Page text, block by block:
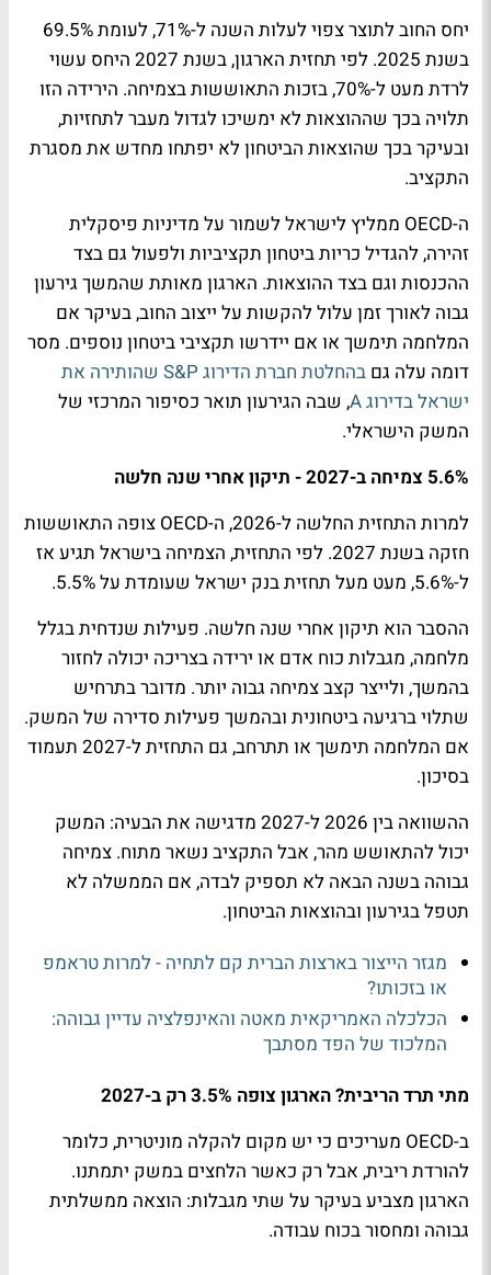
יחס החוב לתוצר צפוי לעלות השנה ל-71%, לעומת 69.5%
בשנת 2025. לפי תחזית הארגון, בשנת 2027 היחס עשוי
לרדת מעט ל-70%, בזכות התאוששות בצמיחה. הירידה הזו
תלויה בכך שההוצאות לא ימשיכו לגדול מעבר לתחזיות,
ובעיקר בכך שהוצאות הביטחון לא יפתחו מחדש את מסגרת
התקציב.
ה-OECD ממליץ לישראל לשמור על מדיניות פיסקלית
זהירה, להגדיל כריות ביטחון תקציביות ולפעול גם בצד
ההכנסות וגם בצד ההוצאות. הארגון מאותת שהמשך גירעון
גבוה לאורך זמן עלול להקשות על ייצוב החוב, בעיקר אם
המלחמה תימשך או אם יידרשו תקציבי ביטחון נוספים. מסר
דומה עלה גם
בהחלטת חברת הדירוג S&P שהותירה את
ישראל בדירוג A , שבה הגירעון תואר כסיפור המרכזי של
המשק הישראלי.
5.6% צמיחה ב-2027 - תיקון אחרי שנה חלשה
למרות התחזית החלשה ל-2026, ה-OECD צופה התאוששות
חזקה בשנת 2027. לפי התחזית, הצמיחה בישראל תגיע אז
ל-5.6%, מעט מעל תחזית בנק ישראל שעומדת על 5.5%.
ההסבר הוא תיקון אחרי שנה חלשה. פעילות שנדחית בגלל
מלחמה, מגבלות כוח אדם או ירידה בצריכה יכולה לחזור
בהמשך, ולייצר קצב צמיחה גבוה יותר. מדובר בתרחיש
שתלוי ברגיעה ביטחונית ובהמשך פעילות סדירה של המשק.
אם המלחמה תימשך או תתרחב, גם התחזית ל-2027 תעמוד
בסיכון.
ההשוואה בין 2026 ל-2027 מדגישה את הבעיה: המשק
יכול להתאושש מהר, אבל התקציב נשאר מתוח. צמיחה
גבוהה בשנה הבאה לא תספיק לבדה, אם הממשלה לא
תטפל בגירעון ובהוצאות הביטחון.
מגזר הייצור בארצות הברית קם לתחיה - למרות טראמפ
או בזכותו?
הכלכלה האמריקאית מאטה והאינפלציה עדיין גבוהה:
המלכוד של הפד מסתבך
מתי תרד הריבית? הארגון צופה 3.5% רק ב-2027
ב-OECD מעריכים כי יש מקום להקלה מוניטרית, כלומר
להורדת ריבית, אבל רק כאשר הלחצים במשק יתמתנו.
הארגון מצביע בעיקר על שתי מגבלות: הוצאה ממשלתית
גבוהה ומחסור בכוח עבודה.